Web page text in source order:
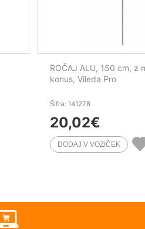
ROČAJ ALU, 150 cm, z
konus, Vileda Pro
Šifra: 141278
20,02€